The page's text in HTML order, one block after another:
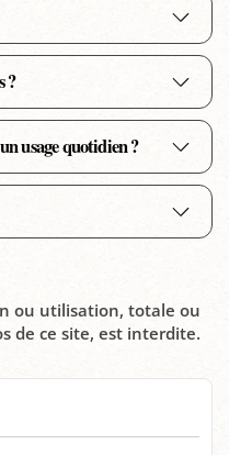
?
usage quotidien ?
ou utilisation, totale ou
de ce site, est interdite.